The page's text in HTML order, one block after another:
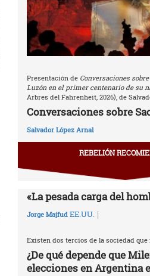
Presentación de Conversaciones
Luzón en el primer centenario de su
Arbres del Fahrenheit, 2026), de
Conversaciones sobre
Salvador López Arnal
REBELIÓN
«La pesada carga del
Jorge Majfud EE.UU. |
Existen dos tercios de la sociedad que
¿De qué depende que
elecciones en Argentina